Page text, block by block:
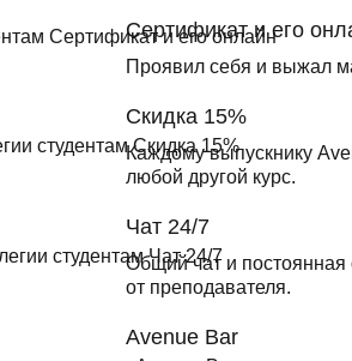
Сертификат и его
Проявил себя и выжал
Скидка 15%
Каждому выпускнику
любой другой курс.
Чат 24/7
Общий чат и
от преподавателя.
Avenue Bar